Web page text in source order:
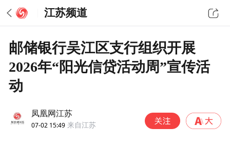
江苏频道
邮储银行吴江区支行组织开展
2026年“阳光信贷活动周”宣传活
动
凤凰网江苏
07-02 15:49 来自江苏